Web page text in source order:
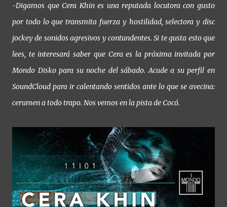
-Digamos que Cera Khin es una reputada locutora con gusto
por todo lo que transmita fuerza y hostilidad, selectora y disc
jockey de sonidos agresivos y contundentes. Si te gusta esto que
lees, te interesará saber que Cera es la próxima invitada por
Mondo Disko para su noche del sábado. Acude a su perfil en
SoundCloud para ir calentando sentidos ante lo que se avecina:
cerumen a todo trapo. Nos vemos en la pista de Cocó.